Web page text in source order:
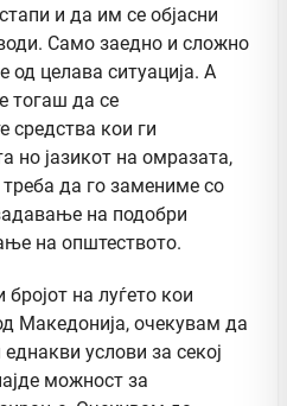
и да им се објасни
Само заедно и сложно
целава ситуација. А
тогаш да се
средства кои ги
но јазикот на омразата,
да го замениме со
на подобри
на општеството.
на луѓето кои
Македонија, очекувам да
услови за секој
можност за